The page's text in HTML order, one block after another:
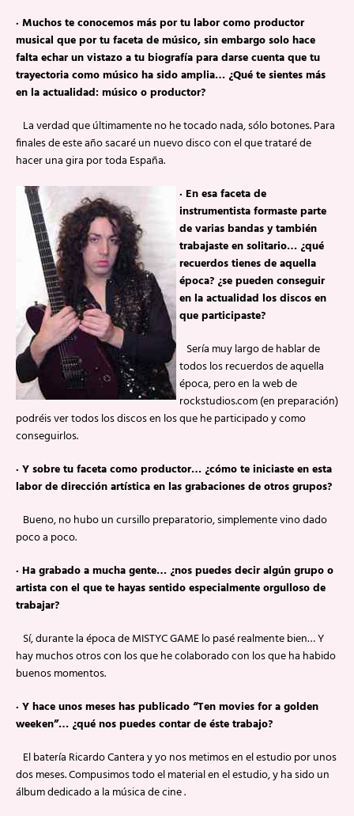
· Muchos te conocemos más por tu labor como productor
musical que por tu faceta de músico, sin embargo solo hace
falta echar un vistazo a tu biografía para darse cuenta que tu
trayectoria como músico ha sido amplia… ¿Qué te sientes más
en la actualidad: músico o productor?
La verdad que últimamente no he tocado nada, sólo botones. Para
finales de este año sacaré un nuevo disco con el que trataré de
hacer una gira por toda España.
· En esa faceta de
instrumentista formaste parte
de varias bandas y también
trabajaste en solitario… ¿qué
recuerdos tienes de aquella
época? ¿se pueden conseguir
en la actualidad los discos en
que participaste?
Sería muy largo de hablar de
todos los recuerdos de aquella
época, pero en la web de
rockstudios.com (en preparación)
podréis ver todos los discos en los que he participado y como
conseguirlos.
· Y sobre tu faceta como productor… ¿cómo te iniciaste en esta
labor de dirección artística en las grabaciones de otros grupos?
Bueno, no hubo un cursillo preparatorio, simplemente vino dado
poco a poco.
· Ha grabado a mucha gente… ¿nos puedes decir algún grupo o
artista con el que te hayas sentido especialmente orgulloso de
trabajar?
Sí, durante la época de MISTYC GAME lo pasé realmente bien… Y
hay muchos otros con los que he colaborado con los que ha habido
buenos momentos.
· Y hace unos meses has publicado “Ten movies for a golden
weeken”… ¿qué nos puedes contar de éste trabajo?
El batería Ricardo Cantera y yo nos metimos en el estudio por unos
dos meses. Compusimos todo el material en el estudio, y ha sido un
álbum dedicado a la música de cine .